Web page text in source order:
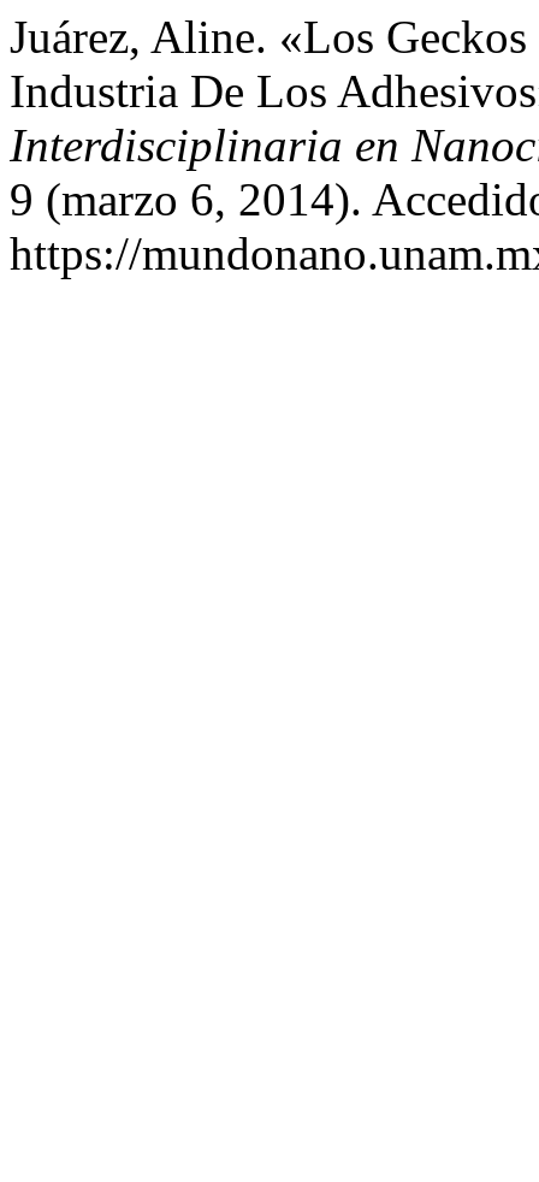
Juárez, Aline. «Los
Industria De Los
Interdisciplinaria en
9 (marzo 6, 2014).
https://